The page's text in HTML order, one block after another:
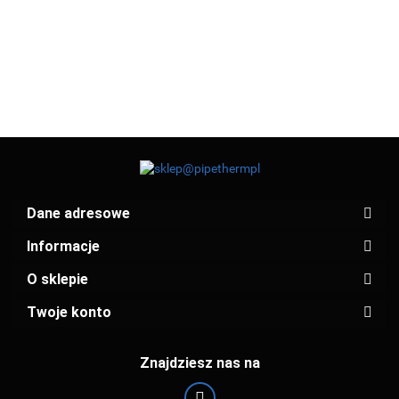
Dane adresowe
Informacje
O sklepie
Twoje konto
Znajdziesz nas na